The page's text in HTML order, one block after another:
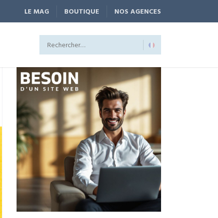
LE MAG BOUTIQUE NOS AGENCES